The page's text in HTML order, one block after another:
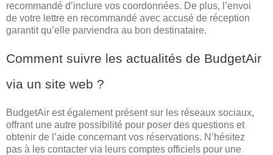
recommandé d’inclure vos coordonnées. De plus, l’envoi
de votre lettre en recommandé avec accusé de réception
garantit qu’elle parviendra au bon destinataire.
Comment suivre les actualités de BudgetAir
via un site web ?
BudgetAir est également présent sur les réseaux sociaux,
offrant une autre possibilité pour poser des questions et
obtenir de l’aide concernant vos réservations. N’hésitez
pas à les contacter via leurs comptes officiels pour une